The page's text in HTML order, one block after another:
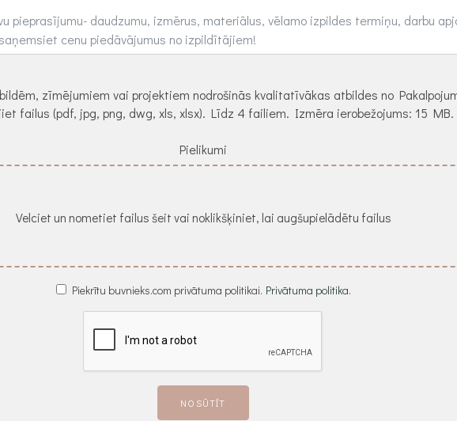
zīmējumiem vai projektiem nodrošinās kvalitatīvākas atbildes no
failus (pdf, jpg, png, dwg, xls, xlsx). Līdz 4 failiem. Izmēra ierobežojums: 15 MB.
Pielikumi
Velciet un nometiet failus šeit vai noklikšķiniet, lai augšupielādētu failus
Piekrītu buvnieks.com privātuma politikai. Privātuma politika.